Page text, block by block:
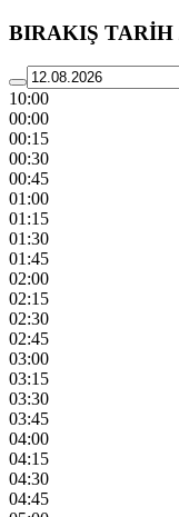
BIRAKIŞ TARİH
10:00
00:00
00:15
00:30
00:45
01:00
01:15
01:30
01:45
02:00
02:15
02:30
02:45
03:00
03:15
03:30
03:45
04:00
04:15
04:30
04:45